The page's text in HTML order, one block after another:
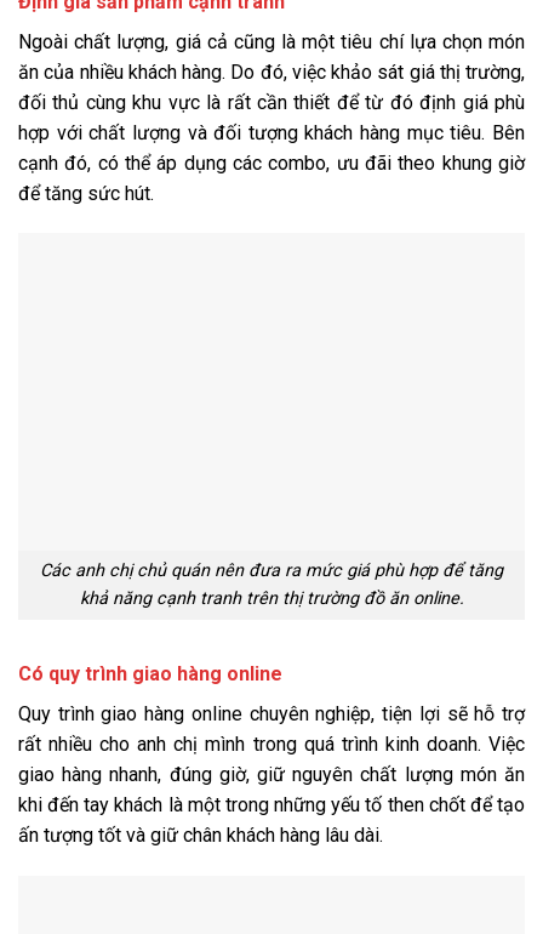
Ngoài chất lượng, giá cả cũng là một tiêu chí lựa chọn món
ăn của nhiều khách hàng. Do đó, việc khảo sát giá thị trường,
đối thủ cùng khu vực là rất cần thiết để từ đó định giá phù
hợp với chất lượng và đối tượng khách hàng mục tiêu. Bên
cạnh đó, có thể áp dụng các combo, ưu đãi theo khung giờ
để tăng sức hút.
Các anh chị chủ quán nên đưa ra mức giá phù hợp để tăng
khả năng cạnh tranh trên thị trường đồ ăn online.
Có quy trình giao hàng online
Quy trình giao hàng online chuyên nghiệp, tiện lợi sẽ hỗ trợ
rất nhiều cho anh chị mình trong quá trình kinh doanh. Việc
giao hàng nhanh, đúng giờ, giữ nguyên chất lượng món ăn
khi đến tay khách là một trong những yếu tố then chốt để tạo
ấn tượng tốt và giữ chân khách hàng lâu dài.